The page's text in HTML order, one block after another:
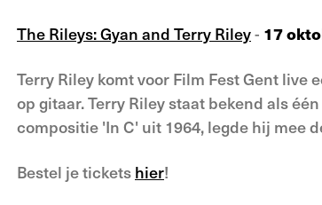
The Rileys: Gyan and Terry Riley- 17
Terry Riley komt voor Film Fest Gent live
op gitaar. Terry Riley staat bekend als
compositie 'In C' uit 1964, legde hij mee
Bestel je tickets hier!